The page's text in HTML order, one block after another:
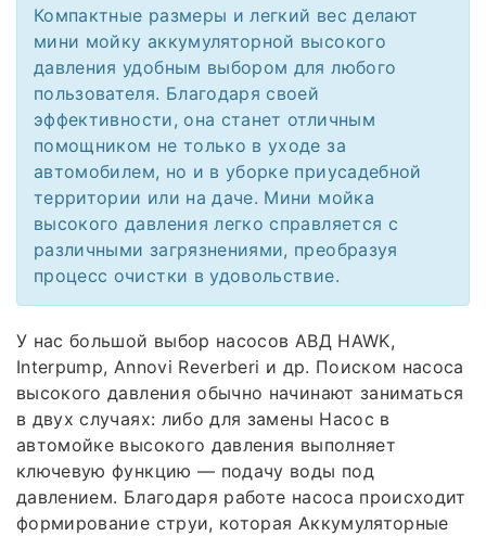
Компактные размеры и легкий вес делают
мини мойку аккумуляторной высокого
давления удобным выбором для любого
пользователя. Благодаря своей
эффективности, она станет отличным
помощником не только в уходе за
автомобилем, но и в уборке приусадебной
территории или на даче. Мини мойка
высокого давления легко справляется с
различными загрязнениями, преобразуя
процесс очистки в удовольствие.
У нас большой выбор насосов АВД HAWK,
Interpump, Annovi Reverberi и др. Поиском насоса
высокого давления обычно начинают заниматься
в двух случаях: либо для замены Насос в
автомойке высокого давления выполняет
ключевую функцию — подачу воды под
давлением. Благодаря работе насоса происходит
формирование струи, которая Аккумуляторные